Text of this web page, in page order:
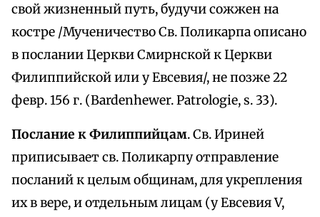
свой жизненный путь, будучи сожжен на
костре /Мученичество Св. Поликарпа описано
в послании Церкви Смирнской к Церкви
Филиппийской или у Евсевия/, не позже 22
февр. 156 г. (Bardenhewer. Patrologie, s. 33).
Послание к Филиппийцам. Св. Ириней
приписывает св. Поликарпу отправление
посланий к целым общинам, для укрепления
их в вере, и отдельным лицам (у Евсевия V,